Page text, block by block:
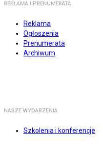
REKLAMA I PRENUMERATA
Reklama
Ogłoszenia
Prenumerata
Archiwum
NASZE WYDARZENIA
Szkolenia i konferencje